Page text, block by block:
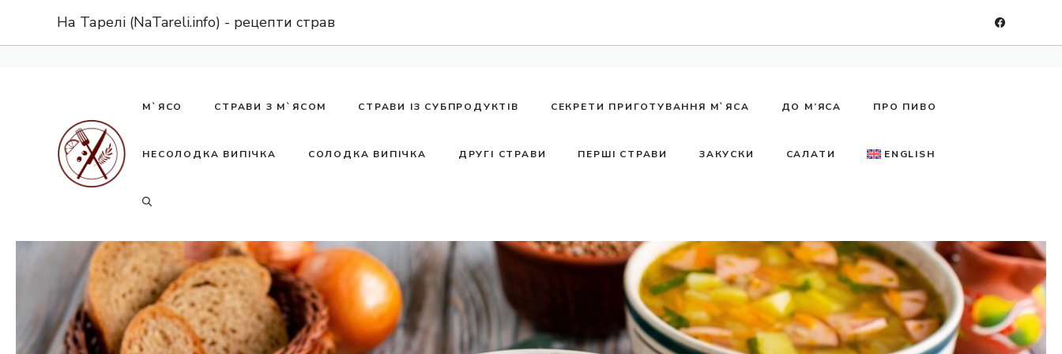
вмісту
На Тарелі (NaTareli.info) - рецепти страв
М`ЯСО СТРАВИ З М`ЯСОМ СТРАВИ ІЗ СУБПРОДУКТІВ СЕКРЕТИ ПРИГОТУВАННЯ М`ЯСА ДО М’ЯСА ПРО ПИВО
НЕСОЛОДКА ВИПІЧКА СОЛОДКА ВИПІЧКА ДРУГІ СТРАВИ ПЕРШІ СТРАВИ ЗАКУСКИ САЛАТИ ENGLISH